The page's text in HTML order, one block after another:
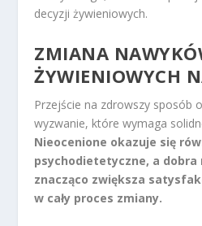
decyzji żywieniowych.
ZMIANA
ŻYWIENIOWYCH
Przejście na zdrowszy sposób
wyzwanie, które wymaga
Nieocenione okazuje się
psychodietetyczne, a
znacząco zwiększa
w cały proces zmiany.